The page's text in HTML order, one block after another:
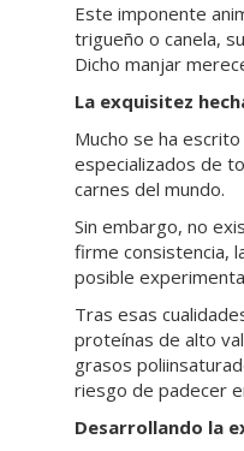
Este imponente
trigueño o canela,
Dicho manjar
La exquisitez
Mucho se ha
especializados de
carnes del mundo.
Sin embargo, no
firme consistencia,
posible
Tras esas
proteínas de alto
grasos
riesgo de padecer
Desarrollando la